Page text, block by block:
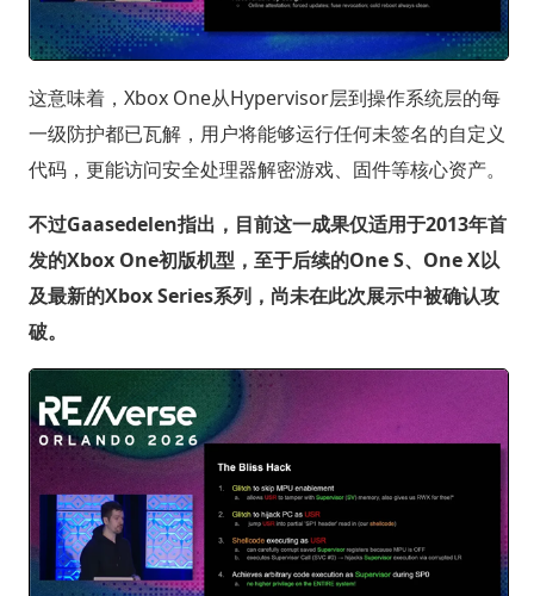
这意味着，Xbox One从Hypervisor层到操作系统层的每
一级防护都已瓦解，用户将能够运行任何未签名的自定义
代码，更能访问安全处理器解密游戏、固件等核心资产。
不过Gaasedelen指出，目前这一成果仅适用于2013年首
发的Xbox One初版机型，至于后续的One S、One X以
及最新的Xbox Series系列，尚未在此次展示中被确认攻
破。